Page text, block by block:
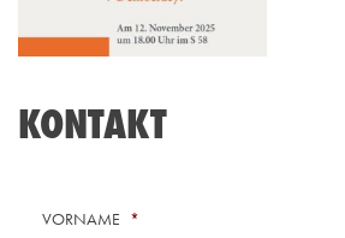
KONTAKT
VORNAME *